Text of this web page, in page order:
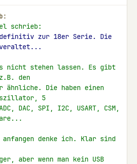
schrieb:
zur 18er Serie. Die
veraltet...
nicht stehen lassen. Es gibt
z.B. den
ähnliche. Die haben einen
5
DAC, SPI, I2C, USART, CSM,
denke ich. Klar sind
aber wenn man kein USB